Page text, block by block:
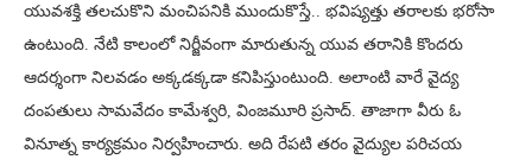
యువశక్తి తలచుకొని మంచిపనికి ముందుకొస్తే.. భవిష్యత్తు తరాలకు భరోసా
ఉంటుంది. నేటి కాలంలో నిర్జీవంగా మారుతున్న యువ తరానికి కొందరు
ఆదర్శంగా నిలవడం అక్కడక్కడా కనిపిస్తుంటుంది. అలాంటి వారే వైద్య
దంపతులు సామవేదం కామేశ్వరి, వింజమూరి ప్రసాద్. తాజాగా వీరు ఓ
వినూత్న కార్యక్రమం నిర్వహించారు. అది రేపటి తరం వైద్యుల పరిచయ